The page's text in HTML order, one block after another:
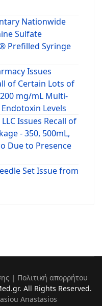
Nationwide
Sulfate
Prefilled Syringe
Issues
of Certain Lots of
mg/mL Multi-
Levels
Issues Recall of
- 350, 500mL,
Due to Presence
Set Issue from
| Πολιτική απορρήτου
All Rights Reserved.
Anastasios